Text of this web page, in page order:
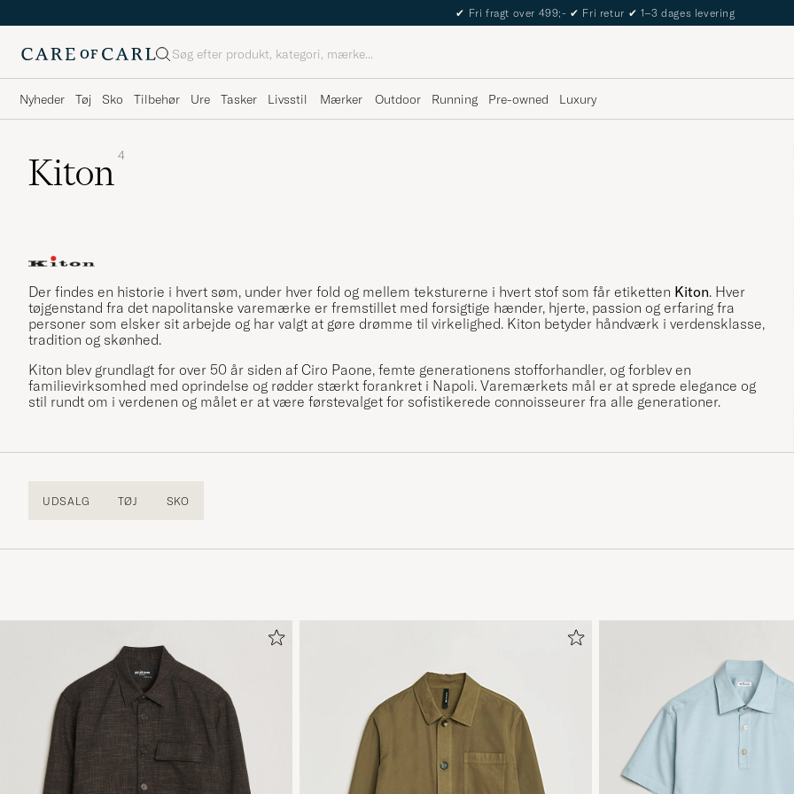
✔ Fri fragt over 499;- ✔ Fri retur ✔ 1–3 dages levering
Søg
Nyheder Tøj Sko Tilbehør Ure Tasker Livsstil Mærker Outdoor Running Pre-owned Luxury
Kiton 4
Der findes en historie i hvert søm, under hver fold og mellem teksturerne i hvert stof som får etiketten Kiton. Hver
tøjgenstand fra det napolitanske varemærke er fremstillet med forsigtige hænder, hjerte, passion og erfaring fra
personer som elsker sit arbejde og har valgt at gøre drømme til virkelighed. Kiton betyder håndværk i verdensklasse,
tradition og skønhed.
Kiton blev grundlagt for over 50 år siden af Ciro Paone, femte generationens stofforhandler, og forblev en
familievirksomhed med oprindelse og rødder stærkt forankret i Napoli. Varemærkets mål er at sprede elegance og
stil rundt om i verdenen og målet er at være førstevalget for sofistikerede connoisseurer fra alle generationer.
UDSALG TØJ SKO